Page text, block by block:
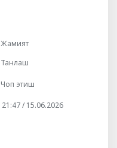
Жамият
Танлаш
Чоп этиш
21:47 / 15.06.2026